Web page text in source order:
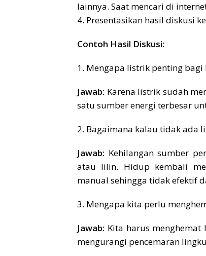
lainnya. Saat mencari di
4. Presentasikan hasil diskusi
Contoh Hasil Diskusi:
1. Mengapa listrik penting
Jawab: Karena listrik sudah
satu sumber energi terbesar
2. Bagaimana kalau tidak ada
Jawab: Kehilangan sumber
atau lilin. Hidup kembali
manual sehingga tidak efektif
3. Mengapa kita perlu
Jawab: Kita harus
mengurangi pencemaran